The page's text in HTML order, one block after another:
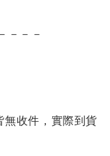
－－－
無收件，實際到貨